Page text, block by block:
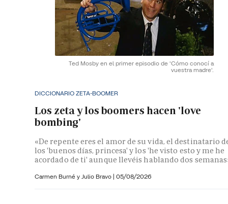
Ted Mosby en el primer episodio de 'Cómo conocí a
vuestra madre'.
DICCIONARIO ZETA-BOOMER
Los zeta y los boomers hacen 'love
bombing'
«De repente eres el amor de su vida, el destinatario
los 'buenos días, princesa' y los 'he visto esto y me he
acordado de ti' aunque llevéis hablando dos
Carmen Burné y Julio Bravo | 05/08/2026